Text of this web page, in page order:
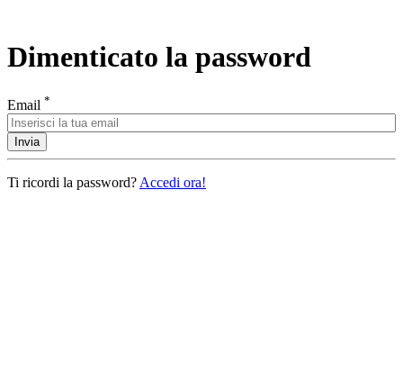
Dimenticato la password
Email *
Invia
Ti ricordi la password? Accedi ora!